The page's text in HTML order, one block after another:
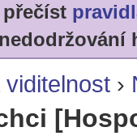
nedodržování
viditelnost ›